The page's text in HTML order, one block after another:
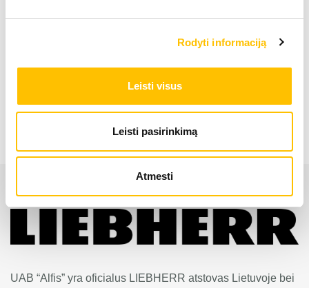
Rodyti informaciją
Leisti visus
Leisti pasirinkimą
Atmesti
Mobilus kranas LTM 1450-8.1
UAB “Alfis” yra oficialus LIEBHERR atstovas Lietuvoje bei